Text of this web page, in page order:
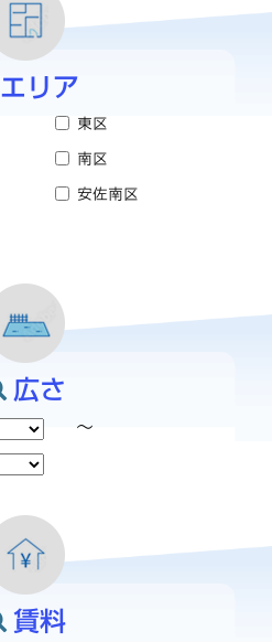
エリア
東区
南区
安佐南区
広さ
～
賃料